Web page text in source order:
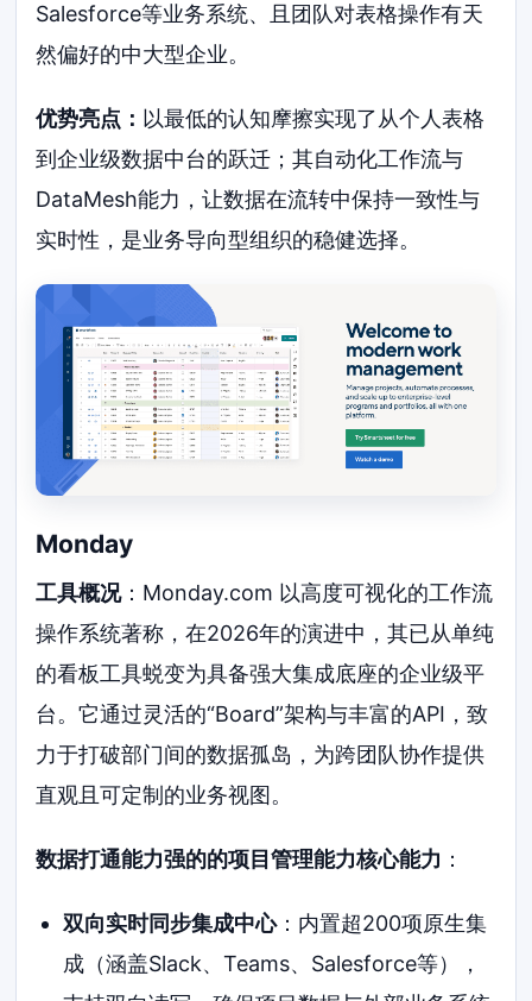
Salesforce等业务系统、且团队对表格操作有天
然偏好的中大型企业。
优势亮点： 以最低的认知摩擦实现了从个人表格
到企业级数据中台的跃迁；其自动化工作流与
DataMesh能力，让数据在流转中保持一致性与
实时性，是业务导向型组织的稳健选择。
Monday
工具概况：Monday.com 以高度可视化的工作流
操作系统著称，在2026年的演进中，其已从单纯
的看板工具蜕变为具备强大集成底座的企业级平
台。它通过灵活的“Board”架构与丰富的API，致
力于打破部门间的数据孤岛，为跨团队协作提供
直观且可定制的业务视图。
数据打通能力强的的项目管理能力核心能力 ：
双向实时同步集成中心：内置超200项原生集
成（涵盖Slack、Teams、Salesforce等），